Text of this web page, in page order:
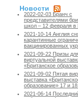
Новости
2022-02-03 Бранч с
представителями
школ – 12 февраля в
2021-10-14 Англия
карантинные
вакцинированных
2021-09-22 Призы
виртуальной
«Британское
2021-09-02 Пятая
выставка
образование» 17 и
2021-06-14